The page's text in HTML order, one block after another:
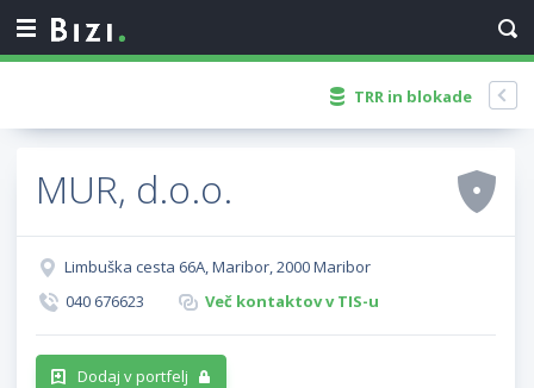
TRR in blokade
MUR, d.o.o.
Limbuška cesta 66A, Maribor, 2000 Maribor
040 676623
Več kontaktov v TIS-u
Dodaj v portfelj